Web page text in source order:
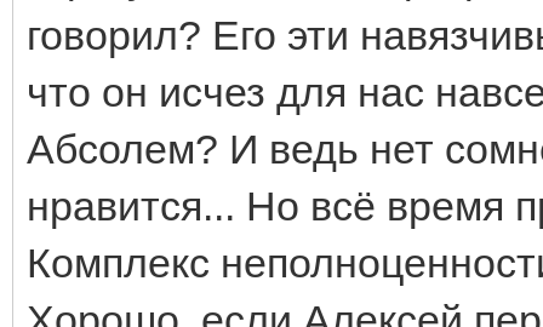
говорил? Его эти
что он исчез для нас
Абсолем? И ведь нет
нравится... Но всё время
Комплекс